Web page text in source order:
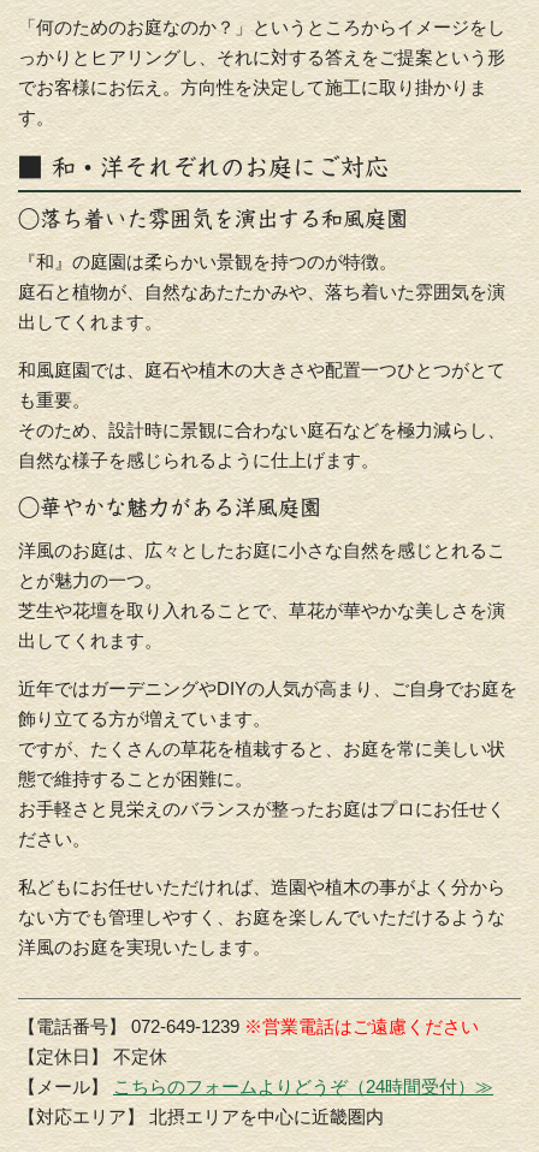
「何のためのお庭なのか？」というところからイメージをし
っかりとヒアリングし、それに対する答えをご提案という形
でお客様にお伝え。方向性を決定して施工に取り掛かりま
す。
■ 和・洋それぞれのお庭にご対応
○落ち着いた雰囲気を演出する和風庭園
『和』の庭園は柔らかい景観を持つのが特徴。
庭石と植物が、自然なあたたかみや、落ち着いた雰囲気を演
出してくれます。
和風庭園では、庭石や植木の大きさや配置一つひとつがとて
も重要。
そのため、設計時に景観に合わない庭石などを極力減らし、
自然な様子を感じられるように仕上げます。
○華やかな魅力がある洋風庭園
洋風のお庭は、広々としたお庭に小さな自然を感じとれるこ
とが魅力の一つ。
芝生や花壇を取り入れることで、草花が華やかな美しさを演
出してくれます。
近年ではガーデニングやDIYの人気が高まり、ご自身でお庭を
飾り立てる方が増えています。
ですが、たくさんの草花を植栽すると、お庭を常に美しい状
態で維持することが困難に。
お手軽さと見栄えのバランスが整ったお庭はプロにお任せく
ださい。
私どもにお任せいただければ、造園や植木の事がよく分から
ない方でも管理しやすく、お庭を楽しんでいただけるような
洋風のお庭を実現いたします。
【電話番号】 072-649-1239 ※営業電話はご遠慮ください
【定休日】 不定休
【メール】こちらのフォームよりどうぞ（24時間受付）≫
【対応エリア】 北摂エリアを中心に近畿圏内